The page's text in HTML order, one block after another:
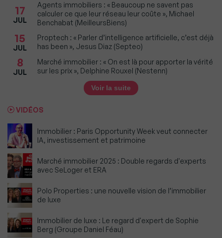
17
JUL
Agents immobiliers : « Beaucoup ne savent pas
calculer ce que leur réseau leur coûte », Michael
Benchabat (MeilleursBiens)
15
JUL
Proptech : « Parler d’intelligence artificielle, c’est déjà
has been », Jesus Diaz (Septeo)
8
JUL
Marché immobilier : « On est là pour apporter la vérité
sur les prix », Delphine Rouxel (Nestenn)
Voir la suite
VIDÉOS
Immobilier : Paris Opportunity Week veut connecter
IA, investissement et patrimoine
Marché immobilier 2025 : Double regards d'experts
avec SeLoger et ERA
Polo Properties : une nouvelle vision de l’immobilier
de luxe
Immobilier de luxe : Le regard d'expert de Sophie
Berg (Groupe Daniel Féau)